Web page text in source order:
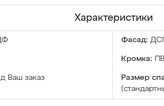
Характеристики
Фасад:
Кромка:
Ваш заказ Размер